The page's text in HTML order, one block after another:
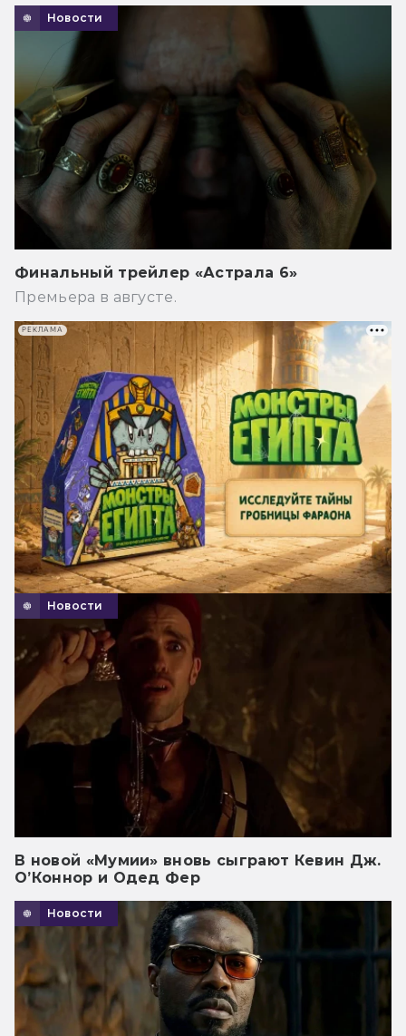
Новости
Финальный трейлер «Астрала 6»
Премьера в августе.
Новости
В новой «Мумии» вновь сыграют Кевин Дж.
О’Коннор и Одед Фер
Новости
РЕКЛАМА